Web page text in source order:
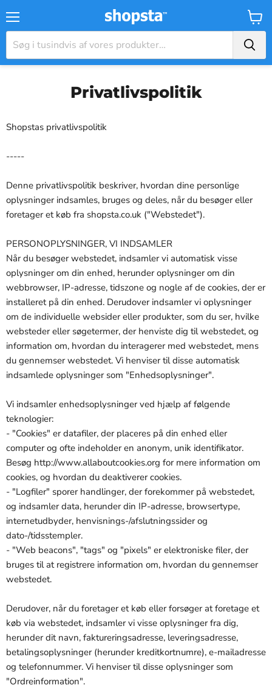
Kurv
Privatlivspolitik
Shopstas privatlivspolitik
-----
Denne privatlivspolitik beskriver, hvordan dine personlige
oplysninger indsamles, bruges og deles, når du besøger eller
foretager et køb fra shopsta.co.uk ("Webstedet").
PERSONOPLYSNINGER, VI INDSAMLER
Når du besøger webstedet, indsamler vi automatisk visse
oplysninger om din enhed, herunder oplysninger om din
webbrowser, IP-adresse, tidszone og nogle af de cookies, der er
installeret på din enhed. Derudover indsamler vi oplysninger
om de individuelle websider eller produkter, som du ser, hvilke
websteder eller søgetermer, der henviste dig til webstedet, og
information om, hvordan du interagerer med webstedet, mens
du gennemser webstedet. Vi henviser til disse automatisk
indsamlede oplysninger som "Enhedsoplysninger".
Vi indsamler enhedsoplysninger ved hjælp af følgende
teknologier:
- "Cookies" er datafiler, der placeres på din enhed eller
computer og ofte indeholder en anonym, unik identifikator.
Besøg http://www.allaboutcookies.org for mere information om
cookies, og hvordan du deaktiverer cookies.
- "Logfiler" sporer handlinger, der forekommer på webstedet,
og indsamler data, herunder din IP-adresse, browsertype,
internetudbyder, henvisnings-/afslutningssider og
dato-/tidsstempler.
- "Web beacons", "tags" og "pixels" er elektroniske filer, der
bruges til at registrere information om, hvordan du gennemser
webstedet.
Derudover, når du foretager et køb eller forsøger at foretage et
køb via webstedet, indsamler vi visse oplysninger fra dig,
herunder dit navn, faktureringsadresse, leveringsadresse,
betalingsoplysninger (herunder kreditkortnumre), e-mailadresse
og telefonnummer. Vi henviser til disse oplysninger som
"Ordreinformation".